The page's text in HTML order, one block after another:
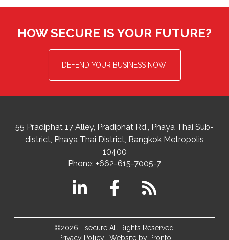
HOW SECURE IS YOUR FUTURE?
DEFEND YOUR BUSINESS NOW!
55 Pradiphat 17 Alley, Pradiphat Rd., Phaya Thai Sub-
district Phaya Thai District, Bangkok Metropolis
10400
Phone: +662-615-7005-7
©2026 i-secure All Rights Reserved.
Privacy Policy
Website by Pronto